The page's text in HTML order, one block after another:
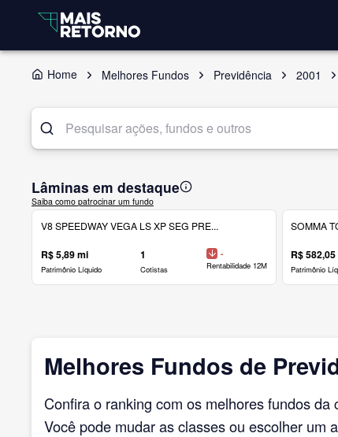
Home Melhores Fundos Previdência 2001
Lâminas em destaque
Saiba como patrocinar um fundo
V8 SPEEDWAY VEGA LS XP SEG PRE...
R$ 5,89 mi
Patrimônio Líquido
1
Cotistas
-
Rentabilidade 12M
SOMMA
R$
Patrimônio
Melhores Fundos de
Confira o ranking com os melhores fundos da
Você pode mudar as classes ou escolher um